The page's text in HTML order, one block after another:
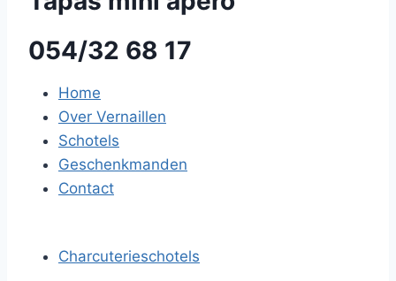
054/32 68 17
Home
Over Vernaillen
Schotels
Geschenkmanden
Contact
Charcuterieschotels